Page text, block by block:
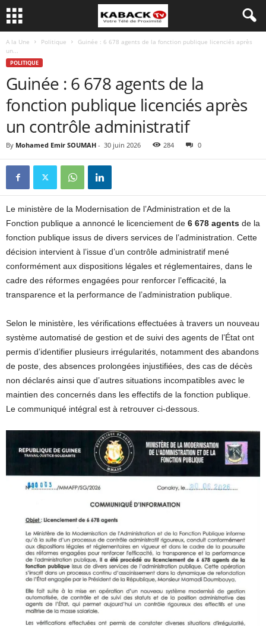
A la Une Politique
Guinée : 6 678 agents de la fonction publique licenciés après
un...
POLITIQUE
Guinée : 6 678 agents de la
fonction publique licenciés après
un contrôle administratif
By Mohamed Emir SOUMAH - 30 juin 2026 284 0
Le ministère de la Modernisation de l’Administration et de la
Fonction publique a annoncé le licenciement de 6 678 agents de la
fonction publique issus de divers services de l’administration. Cette
décision intervient à l’issue d’un contrôle administratif mené
conformément aux dispositions légales et réglementaires, dans le
cadre des réformes engagées pour renforcer l’efficacité, la
transparence et la performance de l’administration publique.
Selon le ministère, les vérifications effectuées à travers un nouveau
système automatisé de gestion et de suivi des agents de l’État ont
permis d’identifier plusieurs irrégularités, notamment des abandons
de poste, des absences prolongées injustifiées, des cas de décès
non déclarés ainsi que d’autres situations incompatibles avec le
maintien des concernés dans les effectifs de la fonction publique.
Le communiqué intégral est à retrouver ci-dessous.